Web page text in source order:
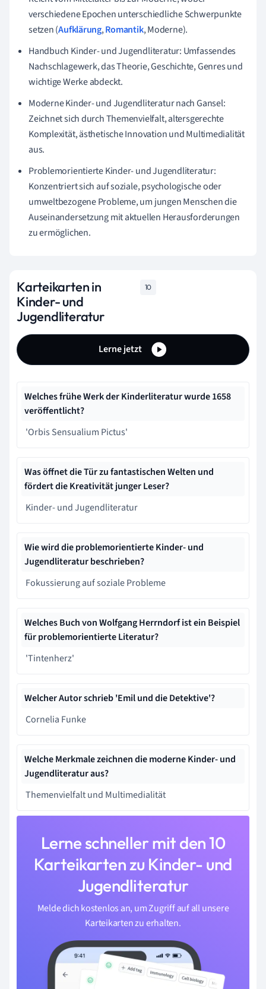
verschiedene Epochen unterschiedliche Schwerpunkte
setzen (Aufklärung,Romantik, Moderne).
Handbuch Kinder- und Jugendliteratur: Umfassendes
Nachschlagewerk, das Theorie, Geschichte, Genres und
wichtige Werke abdeckt.
Moderne Kinder- und Jugendliteratur nach Gansel:
Zeichnet sich durch Themenvielfalt, altersgerechte
Komplexität, ästhetische Innovation und Multimedialität
aus.
Problemorientierte Kinder- und Jugendliteratur:
Konzentriert sich auf soziale, psychologische oder
umweltbezogene Probleme, um jungen Menschen die
Auseinandersetzung mit aktuellen Herausforderungen
zu ermöglichen.
Karteikarten in
Kinder- und
Jugendliteratur
10
Lerne jetzt
Welches frühe Werk der Kinderliteratur wurde 1658
veröffentlicht?
'Orbis Sensualium Pictus'
Was öffnet die Tür zu fantastischen Welten und
fördert die Kreativität junger Leser?
Kinder- und Jugendliteratur
Wie wird die problemorientierte Kinder- und
Jugendliteratur beschrieben?
Fokussierung auf soziale Probleme
Welches Buch von Wolfgang Herrndorf ist ein Beispiel
für problemorientierte Literatur?
'Tintenherz'
Welcher Autor schrieb 'Emil und die Detektive'?
Cornelia Funke
Welche Merkmale zeichnen die moderne Kinder- und
Jugendliteratur aus?
Themenvielfalt und Multimedialität
Lerne schneller mit den 10
Karteikarten zu Kinder- und
Jugendliteratur
Melde dich kostenlos an, um Zugriff auf all unsere
Karteikarten zu erhalten.